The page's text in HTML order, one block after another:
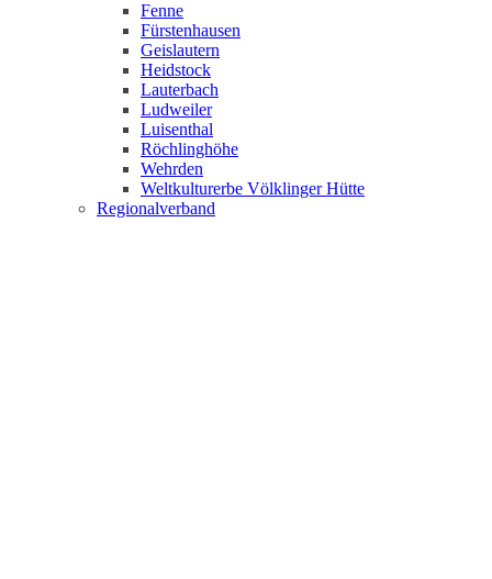
Fenne
Fürstenhausen
Geislautern
Heidstock
Lauterbach
Ludweiler
Luisenthal
Röchlinghöhe
Wehrden
Weltkulturerbe Völklinger Hütte
Regionalverband